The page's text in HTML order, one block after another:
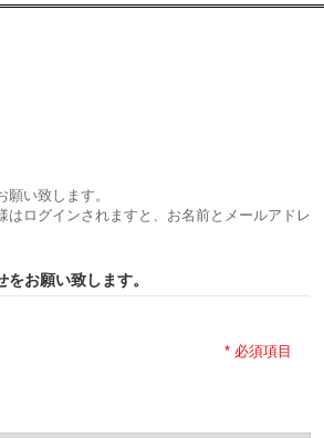
い致します。
はログインされますと、お名前とメールアドレ
お願い致します。
* 必須項目